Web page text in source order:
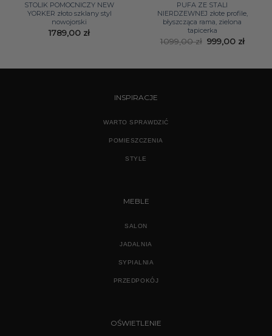
STOLIK POMOCNICZY NEW
YORKER złoto szklany styl
nowojorski
1789,00 zł
PUFA ZE STALI
NIERDZEWNEJ złote profile,
błyszcząca rama, zielona
tapicerka
1099,00zł Pierwotna
cena
999,00 zł
INSPIRACJE
WARTO SPRAWDZIĆ
POMIESZCZENIA
STYLE
MEBLE
SALON
JADALNIA
SYPIALNIA
PRZEDPOKÓJ
OŚWIETLENIE